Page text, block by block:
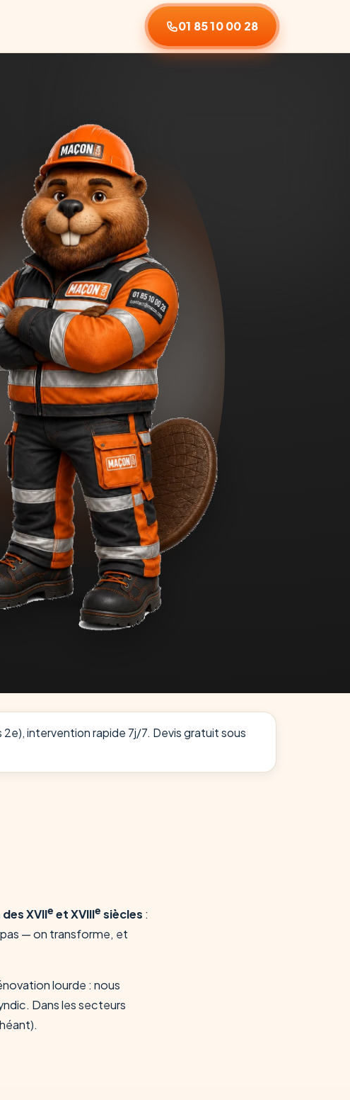
01 85 10 00 28
2e), intervention rapide 7j/7. Devis gratuit sous
XVIIe et XVIIIe siècles :
— on transforme, et
lourde : nous
Dans les secteurs